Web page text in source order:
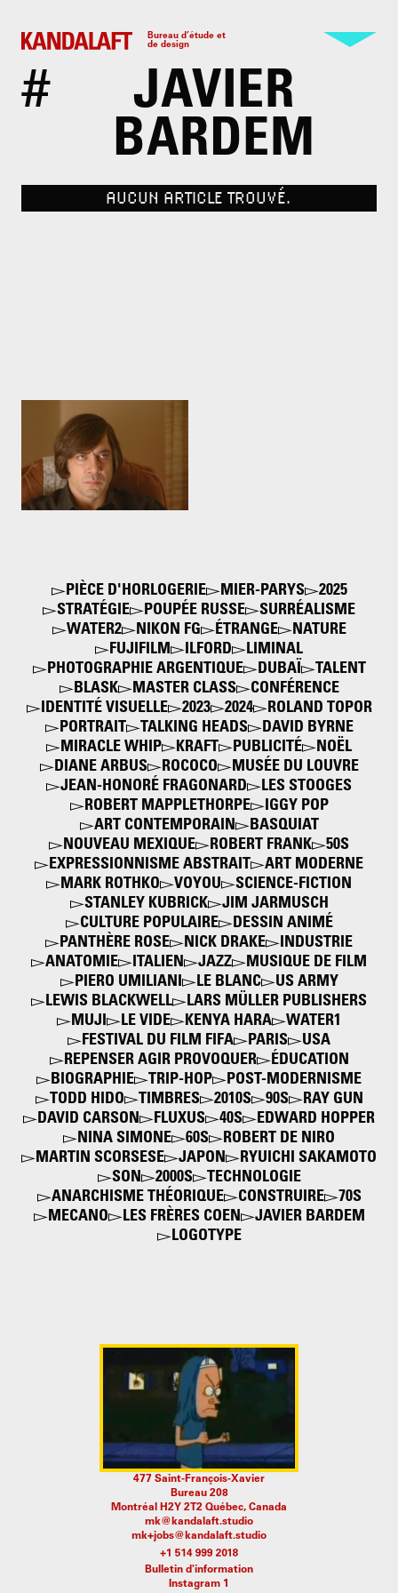
Bureau d’étude et
de design
#
JAVIER
BARDEM
AUCUN ARTICLE TROUVÉ.
Javier Bardem. No country
for old men
2007
PIÈCE D'HORLOGERIE MIER-PARYS
2025
STRATÉGIE
POUPÉE RUSSE
SURRÉALISME
WATER2
NIKON FG ÉTRANGE
NATURE
FUJIFILM
ILFORD
LIMINAL
PHOTOGRAPHIE ARGENTIQUE
DUBAÏ
TALENT
BLASK
MASTER CLASS
CONFÉRENCE
IDENTITÉ VISUELLE
2023 2024
ROLAND TOPOR
PORTRAIT
TALKING HEADS
DAVID BYRNE
MIRACLE WHIP
KRAFT PUBLICITÉ
NOËL
DIANE ARBUS
ROCOCO
MUSÉE DU LOUVRE
JEAN-HONORÉ FRAGONARD
LES STOOGES
ROBERT MAPPLETHORPE
IGGY POP
ART CONTEMPORAIN
BASQUIAT
NOUVEAU MEXIQUE
ROBERT FRANK
50S
EXPRESSIONNISME ABSTRAIT
ART MODERNE
MARK ROTHKO
VOYOU
SCIENCE-FICTION
STANLEY KUBRICK
JIM JARMUSCH
CULTURE POPULAIRE
DESSIN ANIMÉ
PANTHÈRE ROSE
NICK DRAKE
INDUSTRIE
ANATOMIE
ITALIEN JAZZ
MUSIQUE DE FILM
PIERO UMILIANI
LE BLANC
US ARMY
LEWIS BLACKWELL
LARS MÜLLER PUBLISHERS
MUJI
LE VIDE KENYA HARA
WATER1
FESTIVAL DU FILM FIFA
PARIS
USA
REPENSER AGIR PROVOQUER
ÉDUCATION
BIOGRAPHIE
TRIP-HOP
POST-MODERNISME
TODD HIDO
TIMBRES 2010S 90S
RAY GUN
DAVID CARSON
FLUXUS 40S
EDWARD HOPPER
NINA SIMONE
60S
ROBERT DE NIRO
MARTIN SCORSESE
JAPON
RYUICHI SAKAMOTO
SON
2000S
TECHNOLOGIE
ANARCHISME THÉORIQUE
CONSTRUIRE
70S
MECANO
LES FRÈRES COEN
JAVIER BARDEM
LOGOTYPE
477 Saint-François-Xavier
Bureau 208
Montréal H2Y 2T2 Québec, Canada
mk@kandalaft.studio
mk+jobs@kandalaft.studio
Bulletin d'information
Instagram 1